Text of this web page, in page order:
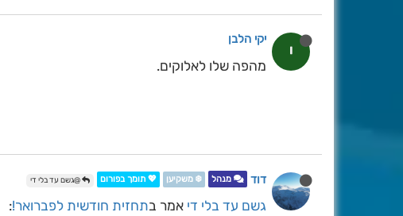
י יקי הלבן
מהפה שלו לאלוקים.
דוד מנהל ❄️ משקיען 💖 תומך בפורום @גשם עד בלי די
גשם עד בלי די אמר בתחזית חודשית לפברואר!: